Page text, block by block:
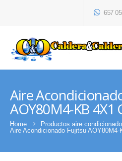
657
Aire
AOY80M4-KB 4X1
Home
Productos aire condicionado
Aire Acondicionado Fujitsu